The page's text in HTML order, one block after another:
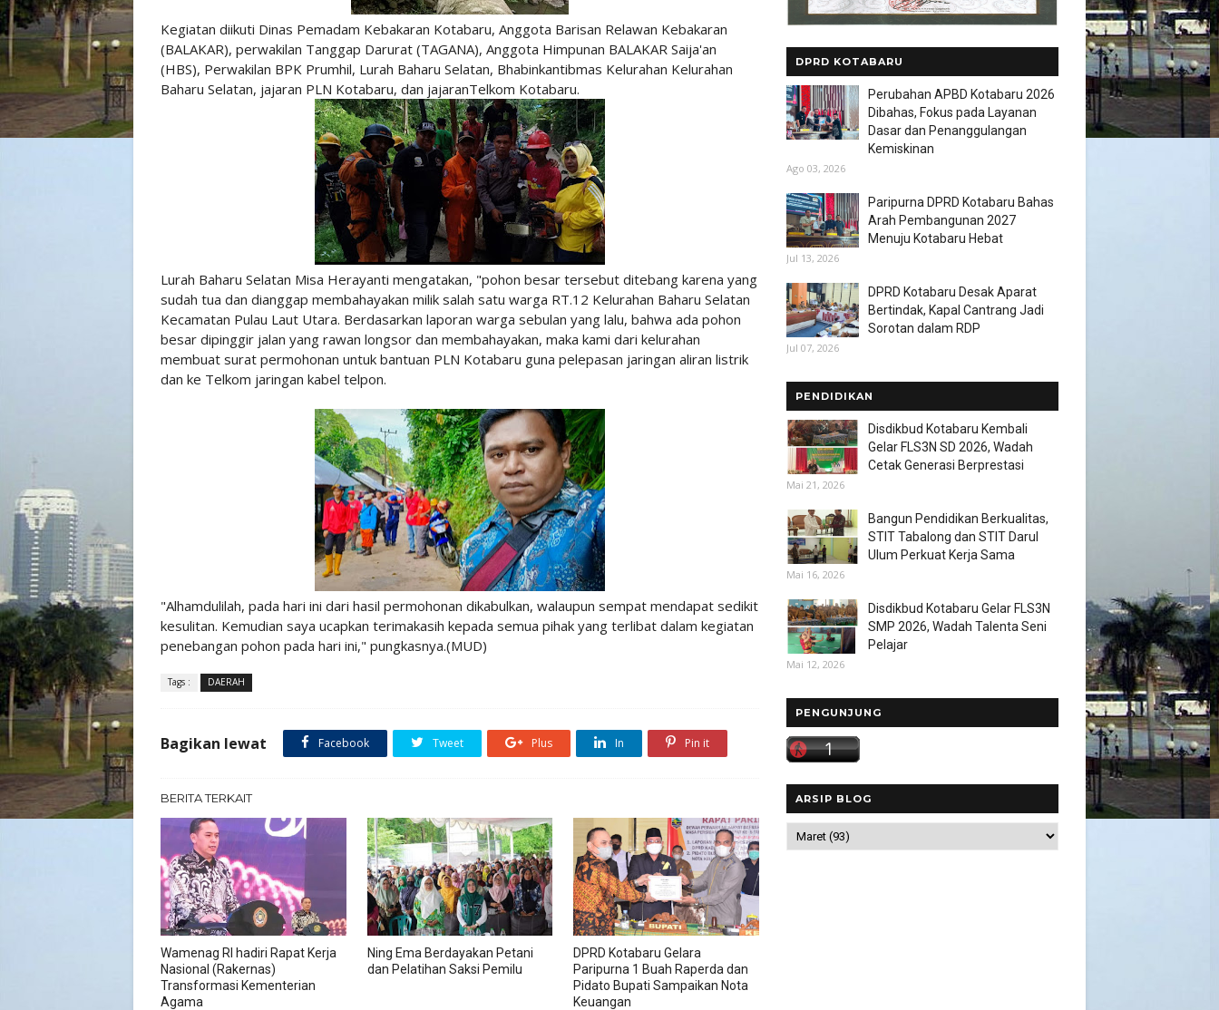
Kegiatan diikuti Dinas Pemadam Kebakaran Kotabaru, Anggota Barisan Relawan Kebakaran
(BALAKAR), perwakilan Tanggap Darurat (TAGANA), Anggota Himpunan BALAKAR Saija'an
(HBS), Perwakilan BPK Prumhil, Lurah Baharu Selatan, Bhabinkantibmas Kelurahan Kelurahan
Baharu Selatan, jajaran PLN Kotabaru, dan jajaranTelkom Kotabaru.
Lurah Baharu Selatan Misa Herayanti mengatakan, "pohon besar tersebut ditebang karena yang
sudah tua dan dianggap membahayakan milik salah satu warga RT.12 Kelurahan Baharu Selatan
Kecamatan Pulau Laut Utara. Berdasarkan laporan warga sebulan yang lalu, bahwa ada pohon
besar dipinggir jalan yang rawan longsor dan membahayakan, maka kami dari kelurahan
membuat surat permohonan untuk bantuan PLN Kotabaru guna pelepasan jaringan aliran listrik
dan ke Telkom jaringan kabel telpon.
"Alhamdulilah, pada hari ini dari hasil permohonan dikabulkan, walaupun sempat mendapat sedikit
kesulitan. Kemudian saya ucapkan terimakasih kepada semua pihak yang terlibat dalam kegiatan
penebangan pohon pada hari ini," pungkasnya.(MUD)
Tags : DAERAH
Bagikan lewat Facebook Tweet Plus In Pin it
BERITA TERKAIT
Wamenag RI hadiri Rapat Kerja
Nasional (Rakernas)
Transformasi Kementerian
Agama
Ning Ema Berdayakan Petani
dan Pelatihan Saksi Pemilu
DPRD Kotabaru Gelara
Paripurna 1 Buah Raperda dan
Pidato Bupati Sampaikan Nota
Keuangan
DPRD KOTABARU
Perubahan APBD Kotabaru 2026
Dibahas, Fokus pada Layanan
Dasar dan Penanggulangan
Kemiskinan
Ago 03, 2026
Paripurna DPRD Kotabaru Bahas
Arah Pembangunan 2027
Menuju Kotabaru Hebat
Jul 13, 2026
DPRD Kotabaru Desak Aparat
Bertindak, Kapal Cantrang Jadi
Sorotan dalam RDP
Jul 07, 2026
PENDIDIKAN
Disdikbud Kotabaru Kembali
Gelar FLS3N SD 2026, Wadah
Cetak Generasi Berprestasi
Mai 21, 2026
Bangun Pendidikan Berkualitas,
STIT Tabalong dan STIT Darul
Ulum Perkuat Kerja Sama
Mai 16, 2026
Disdikbud Kotabaru Gelar FLS3N
SMP 2026, Wadah Talenta Seni
Pelajar
Mai 12, 2026
PENGUNJUNG
ARSIP BLOG